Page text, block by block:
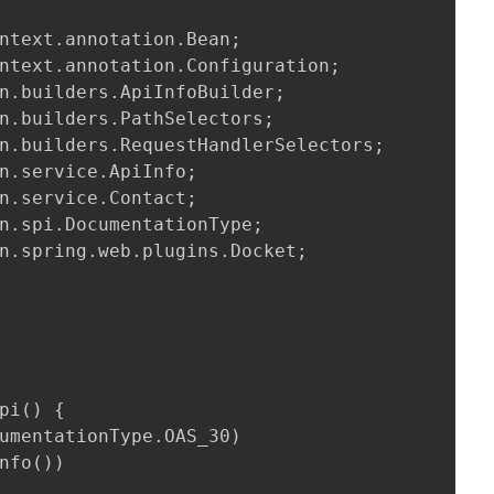
ApiInfoBuilder ;
RequestHandlerSelectors ;
{
OAS_30 )